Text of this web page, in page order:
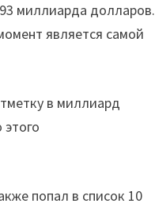
миллиарда долларов.
является самой
в миллиард
попал в список 10